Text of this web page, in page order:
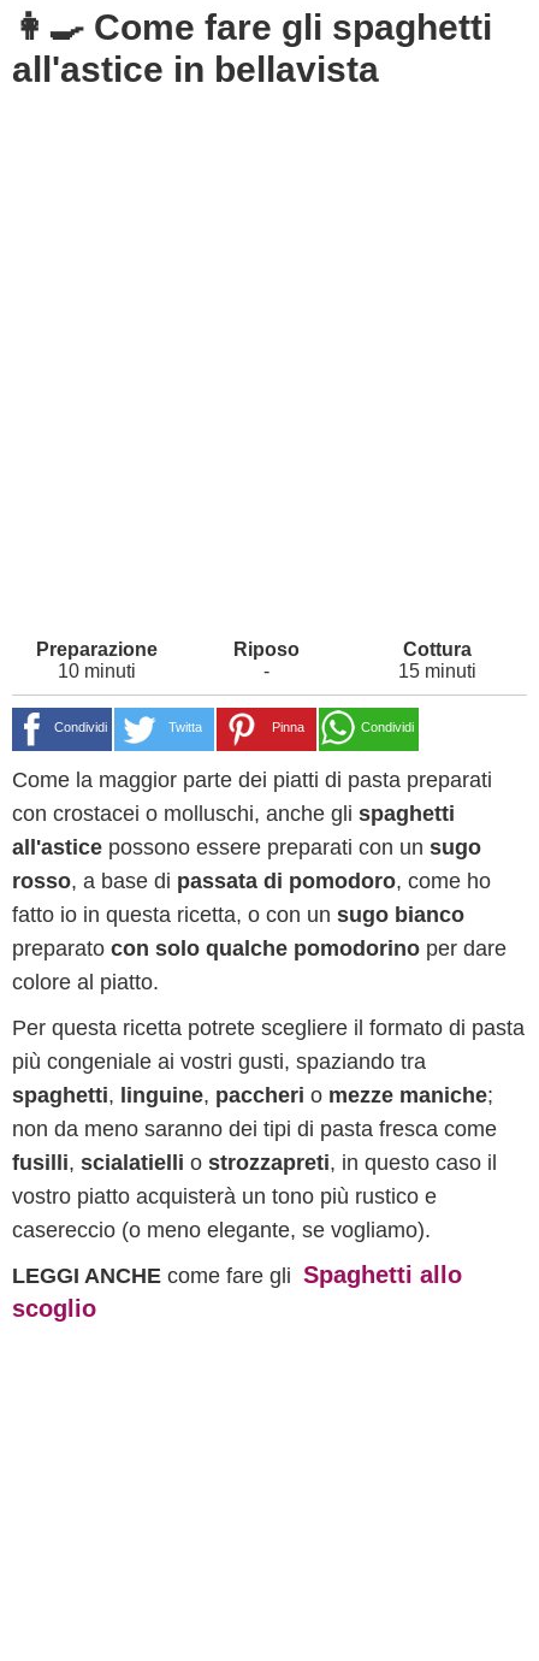
👩‍🍳 Come fare gli spaghetti
all'astice in bellavista
10 minuti - 15 minuti
Condividi Twitta Pinna Condividi
Come la maggior parte dei piatti di pasta preparati
con crostacei o molluschi, anche gli spaghetti
all'astice possono essere preparati con un sugo
rosso, a base di passata di pomodoro, come ho
fatto io in questa ricetta, o con un sugo bianco
preparato con solo qualche pomodorino per dare
colore al piatto.
Per questa ricetta potrete scegliere il formato di pasta
più congeniale ai vostri gusti, spaziando tra
spaghetti, linguine, paccheri o mezze maniche;
non da meno saranno dei tipi di pasta fresca come
fusilli, scialatielli o strozzapreti, in questo caso il
vostro piatto acquisterà un tono più rustico e
casereccio (o meno elegante, se vogliamo).
LEGGI ANCHE come fare gli Spaghetti allo
scoglio